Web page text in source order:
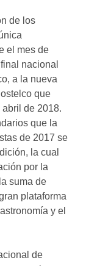
de los
el mes de
nacional
a la nueva
que
de 2018.
que la
de 2017 se
la cual
por la
suma de
plataforma
y el
de